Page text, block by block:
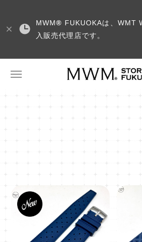
MWM® FUKUOKAは、WMT
入販売代理店です。